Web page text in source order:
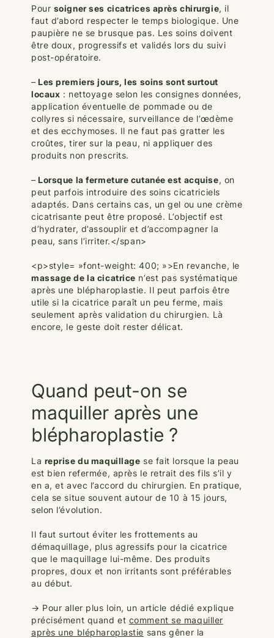
Pour soigner ses cicatrices après chirurgie, il
faut d’abord respecter le temps biologique. Une
paupière ne se brusque pas. Les soins doivent
être doux, progressifs et validés lors du suivi
post-opératoire.
– Les premiers jours, les soins sont surtout
locaux : nettoyage selon les consignes données,
application éventuelle de pommade ou de
collyres si nécessaire, surveillance de l’œdème
et des ecchymoses. Il ne faut pas gratter les
croûtes, tirer sur la peau, ni appliquer des
produits non prescrits.
– Lorsque la fermeture cutanée est acquise, on
peut parfois introduire des soins cicatriciels
adaptés. Dans certains cas, un gel ou une crème
cicatrisante peut être proposé. L’objectif est
d’hydrater, d’assouplir et d’accompagner la
peau, sans l’irriter.</span>
<p>style= »font-weight: 400; »>En revanche, le
massage de la cicatrice n’est pas systématique
après une blépharoplastie. Il peut parfois être
utile si la cicatrice paraît un peu ferme, mais
seulement après validation du chirurgien. Là
encore, le geste doit rester délicat.
Quand peut-on se
maquiller après une
blépharoplastie ?
La reprise du maquillage se fait lorsque la peau
est bien refermée, après le retrait des fils s’il y
en a, et avec l’accord du chirurgien. En pratique,
cela se situe souvent autour de 10 à 15 jours,
selon l’évolution.
Il faut surtout éviter les frottements au
démaquillage, plus agressifs pour la cicatrice
que le maquillage lui-même. Des produits
propres, doux et non irritants sont préférables
au début.
→ Pour aller plus loin, un article dédié explique
précisément quand et comment se maquiller
après une blépharoplastie sans gêner la